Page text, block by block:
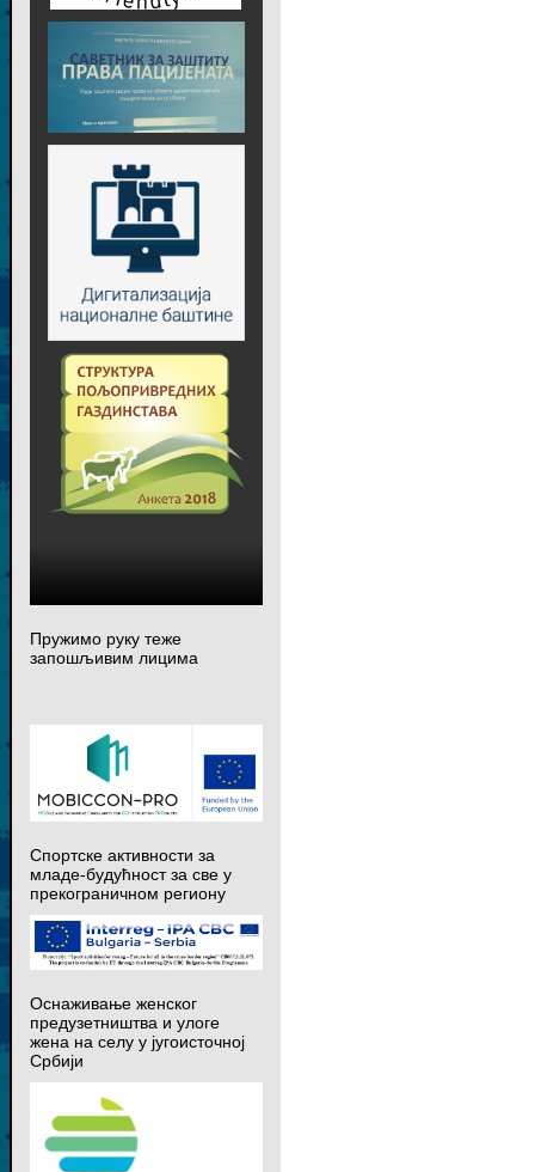
Пружимо руку теже
запошљивим лицима
Спортске активности за
младе-будућност за све у
прекограничном региону
Оснаживање женског
предузетништва и улоге
жена на селу у југоисточној
Србији